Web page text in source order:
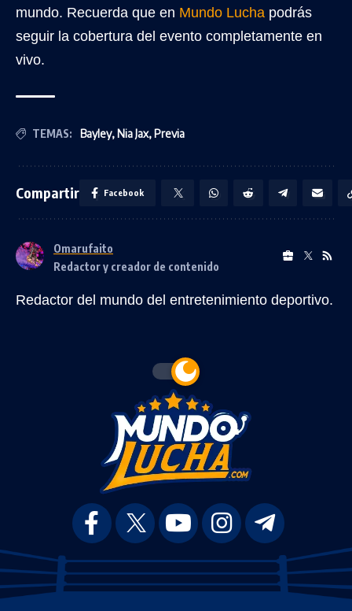
mundo. Recuerda que en Mundo Lucha podrás
seguir la cobertura del evento completamente en
vivo.
TEMAS: Bayley, Nia Jax,Previa
Compartir Facebook
Omarufaito
Redactor y creador de contenido
Redactor del mundo del entretenimiento deportivo.